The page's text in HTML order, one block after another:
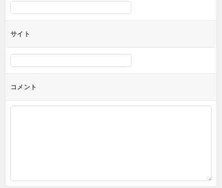
サイト
コメント